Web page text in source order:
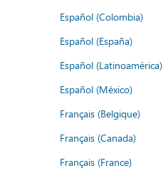
Español (Colombia)
Español (España)
Español (Latinoamérica)
Español (México)
Français (Belgique)
Français (Canada)
Français (France)